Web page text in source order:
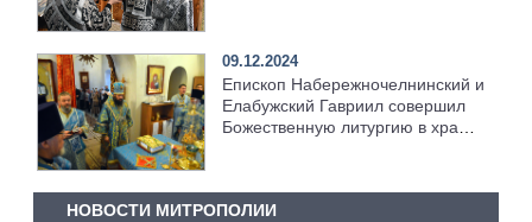
09.12.2024
Епископ Набережночелнинский и
Елабужский Гавриил совершил
Божественную литургию в храме
НОВОСТИ МИТРОПОЛИИ